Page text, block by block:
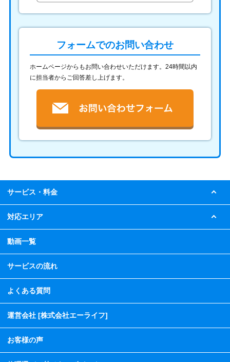
フォームでのお問い合わせ
ホームページからもお問い合わせいただけます。24時間以内
に担当者からご回答差し上げます。
サービス・料金
対応エリア
動画一覧
サービスの流れ
よくある質問
運営会社 [株式会社エーライフ]
お客様の声